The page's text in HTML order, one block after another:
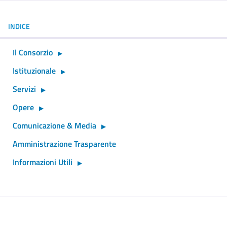
INDICE
Il Consorzio
Istituzionale
Servizi
Opere
Comunicazione & Media
Amministrazione Trasparente
Informazioni Utili